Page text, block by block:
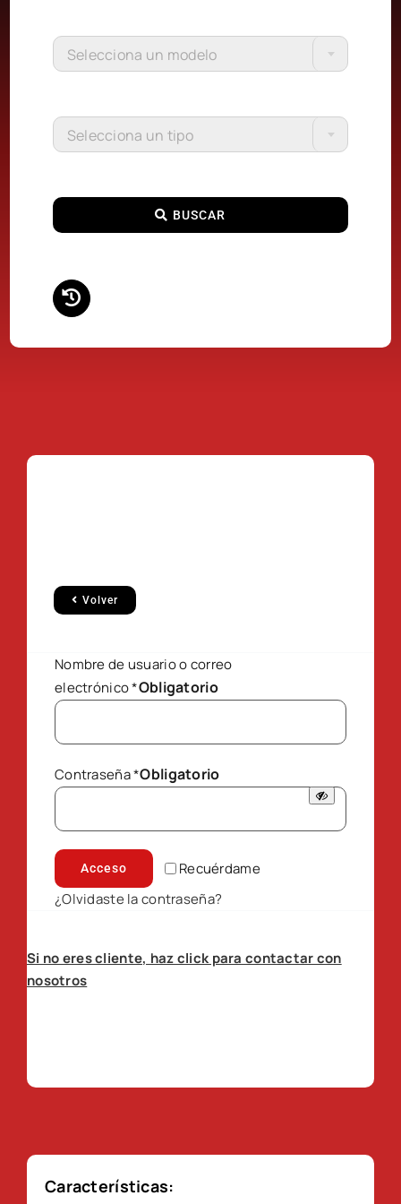
Selecciona un modelo
Selecciona un tipo
BUSCAR
Volver
Nombre de usuario o correo
electrónico*Obligatorio
Contraseña*Obligatorio
Recuérdame
Acceso
¿Olvidaste la contraseña?
Si no eres cliente, haz click para contactar con
nosotros
Características: